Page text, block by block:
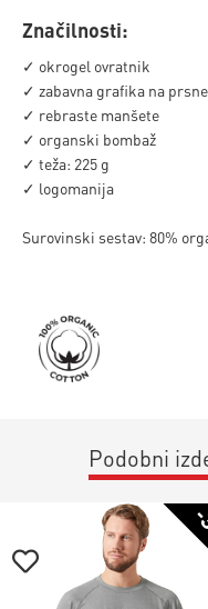
Značilnosti:
✓ okrogel ovratnik
✓ zabavna grafika na
✓ rebraste manšete
✓ organski bombaž
✓ teža: 225 g
✓ logomanija
Surovinski sestav: 80%
Podobni
-